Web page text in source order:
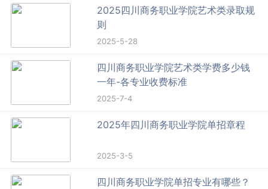
2025四川商务职业学院艺术类录取规
则
2025-5-28
四川商务职业学院艺术类学费多少钱
一年-各专业收费标准
2025-7-4
2025年四川商务职业学院单招章程
2025-3-5
四川商务职业学院单招专业有哪些？